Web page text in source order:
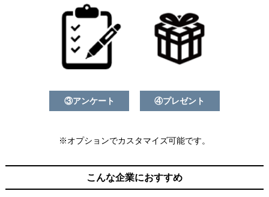
③アンケート ④プレゼント
※オプションでカスタマイズ可能です。
こんな企業におすすめ